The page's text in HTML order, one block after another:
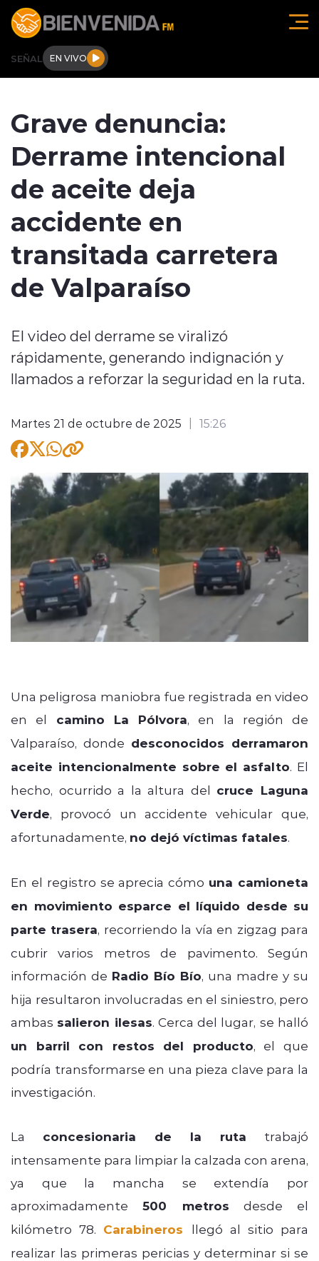
Click acá para ir directamente al contenido
SEÑAL EN VIVO
Regionales
Tendencias
Internacional
Deportes
modo claro
Grave denuncia:
Derrame intencional
de aceite deja
accidente en
transitada carretera
de Valparaíso
El video del derrame se viralizó
rápidamente, generando indignación y
llamados a reforzar la seguridad en la ruta.
Martes 21 de octubre de 2025 15:26
Una peligrosa maniobra fue registrada en video
en el camino La Pólvora, en la región de
Valparaíso, donde desconocidos derramaron
aceite intencionalmente sobre el asfalto. El
hecho, ocurrido a la altura del cruce Laguna
Verde, provocó un accidente vehicular que,
afortunadamente, no dejó víctimas fatales.
En el registro se aprecia cómo una camioneta
en movimiento esparce el líquido desde su
parte trasera, recorriendo la vía en zigzag para
cubrir varios metros de pavimento. Según
información de Radio Bío Bío, una madre y su
hija resultaron involucradas en el siniestro, pero
ambas salieron ilesas. Cerca del lugar, se halló
un barril con restos del producto, el que
podría transformarse en una pieza clave para la
investigación.
La concesionaria de la ruta trabajó
intensamente para limpiar la calzada con arena,
ya que la mancha se extendía por
aproximadamente500 metros desde el
kilómetro 78. Carabineros
llegó al sitio para
realizar las primeras pericias y determinar si se